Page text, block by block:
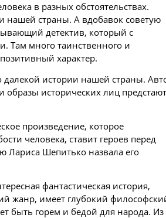
в разных обстоятельствах.
нашей страны. А вдобавок советую
детектив, который с
Там много таинственного и
характер.
далекой истории нашей страны.
образы исторических лиц предстают
произведение, которое
человека, ставит героев перед
Шепитько назвала его
фантастическая история,
жанр, имеет глубокий
быть горем и бедой для народа. Из